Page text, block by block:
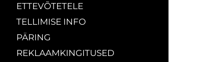
ETTEVÕTETELE
TELLIMISE INFO
PÄRING
REKLAAMKINGITUSED